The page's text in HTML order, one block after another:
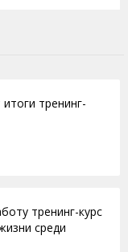
тренинг-
тренинг-курс
среди